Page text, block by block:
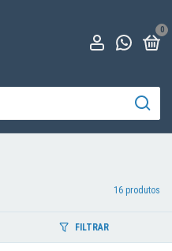
0
16 produtos
FILTRAR